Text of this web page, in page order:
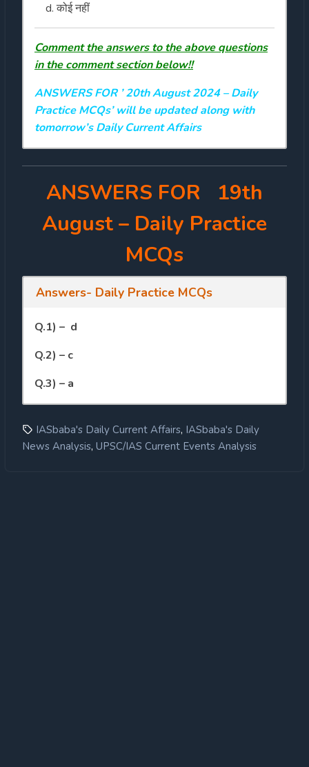
कोई नहीं
Comment the answers to the above questions
in the comment section below!!
ANSWERS FOR ’ 20th August 2024 – Daily
Practice MCQs’ will be updated along with
tomorrow’s Daily Current Affairs
ANSWERS FOR 19th
August– Daily Practice
MCQs
Answers- Daily Practice MCQs
Q.1) – d
Q.2) – c
Q.3) – a
IASbaba's Daily Current Affairs, IASbaba's Daily
News Analysis, UPSC/IAS Current Events Analysis